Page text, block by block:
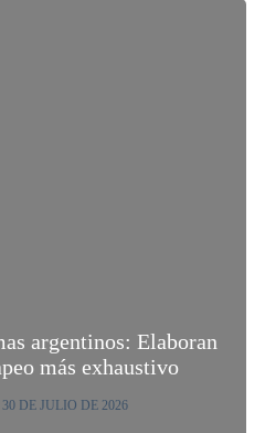
argentinos: Elaboran
más exhaustivo
30 DE JULIO DE 2026